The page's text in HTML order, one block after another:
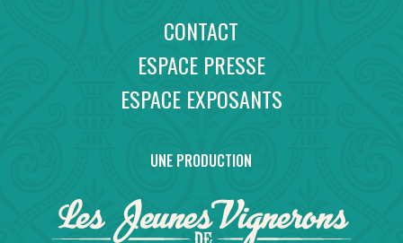
CONTACT
ESPACE PRESSE
ESPACE EXPOSANTS
UNE PRODUCTION